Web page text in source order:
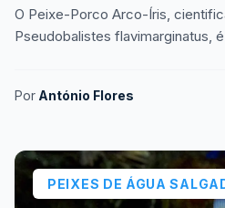
O Peixe-Porco Arco-Íris,
Pseudobalistes flavimarginatus,
Por António Flores
PEIXES DE ÁGUA